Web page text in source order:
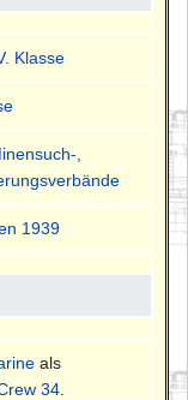
Klasse
,
1939
als
34